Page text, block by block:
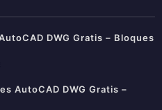
DWG Gratis – Bloques
AutoCAD DWG Gratis –